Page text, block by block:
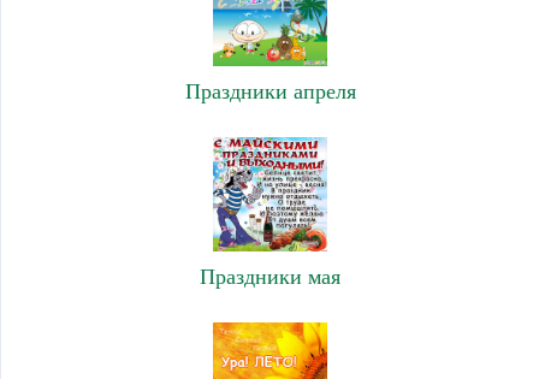
Праздники апреля
Праздники мая